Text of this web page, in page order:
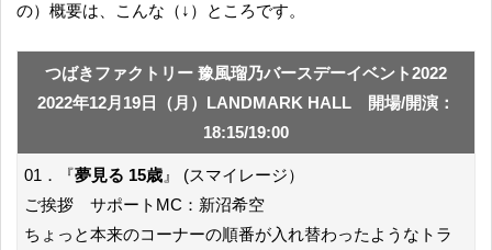
の）概要は、こんな（↓）ところです。
つばきファクトリー 豫風瑠乃バースデーイベント2022
2022年12月19日（月）LANDMARK HALL 開場/開演：
18:15/19:00
01．『夢見る 15歳 』 (スマイレージ）
ご挨拶 サポートMC：新沼希空
ちょっと本来のコーナーの順番が入れ替わったようなトラ